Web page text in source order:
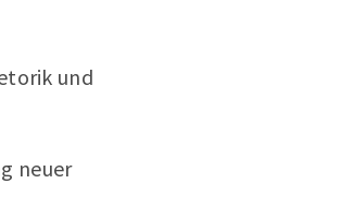
und
neuer